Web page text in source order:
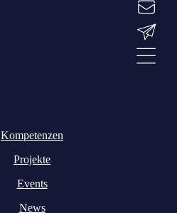
Kompetenzen
Projekte
Events
News